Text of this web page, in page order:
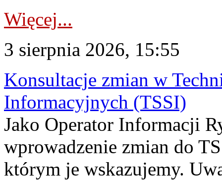
Więcej...
3 sierpnia 2026, 15:55
Konsultacje zmian w
Informacyjnych (TSSI)
Jako Operator Informacji
wprowadzenie zmian do
którym je wskazujemy.